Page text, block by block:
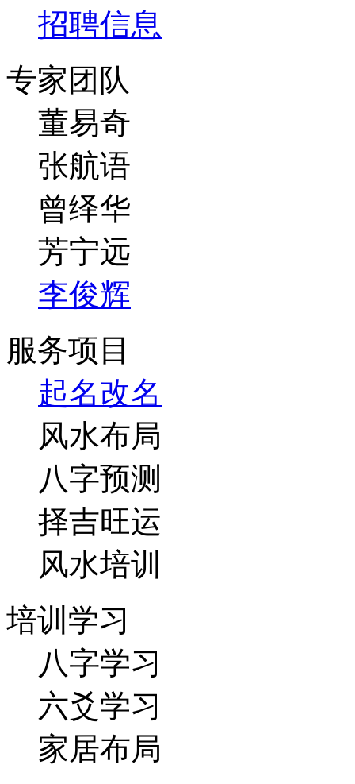
招聘信息
专家团队
董易奇
张航语
曾绎华
芳宁远
李俊辉
服务项目
起名改名
风水布局
八字预测
择吉旺运
风水培训
培训学习
八字学习
六爻学习
家居布局